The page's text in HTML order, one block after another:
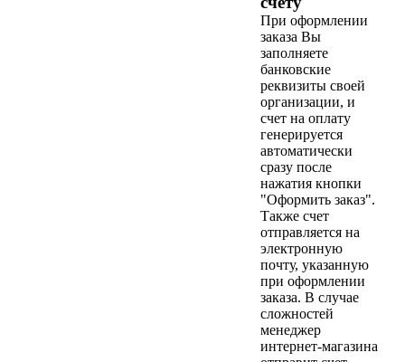
При оформлении
заказа Вы
заполняете
банковские
реквизиты своей
организации, и
счет на оплату
генерируется
автоматически
сразу после
нажатия кнопки
"Оформить заказ".
Также счет
отправляется на
электронную
почту, указанную
при оформлении
заказа. В случае
сложностей
менеджер
интернет-магазина